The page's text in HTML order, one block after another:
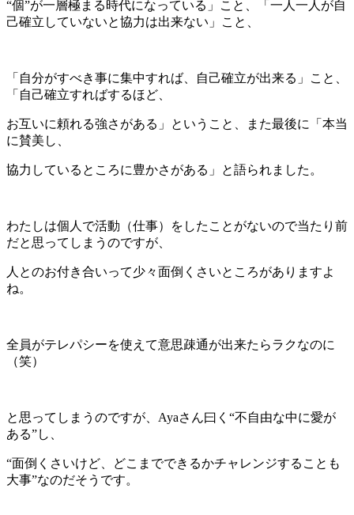
“個”が一層極まる時代になっている」こと、「一人一人が自
己確立していないと協力は出来ない」こと、
「自分がすべき事に集中すれば、自己確立が出来る」こと、
「自己確立すればするほど、
お互いに頼れる強さがある」ということ、また最後に「本当
に賛美し、
協力しているところに豊かさがある」と語られました。
わたしは個人で活動（仕事）をしたことがないので当たり前
だと思ってしまうのですが、
人とのお付き合いって少々面倒くさいところがありますよ
ね。
全員がテレパシーを使えて意思疎通が出来たらラクなのに
（笑）
と思ってしまうのですが、Ayaさん曰く“不自由な中に愛が
ある”し、
“面倒くさいけど、どこまでできるかチャレンジすることも
大事”なのだそうです。